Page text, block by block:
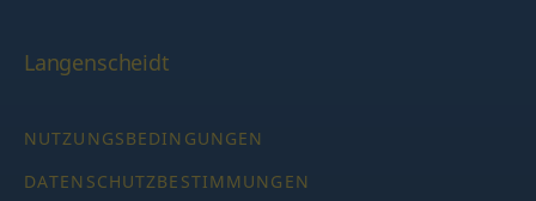
Langenscheidt
NUTZUNGSBEDINGUNGEN
DATENSCHUTZBESTIMMUNGEN